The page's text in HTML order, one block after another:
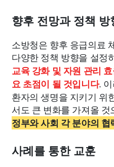
향후 전망과 정책 방
소방청은 향후 응급의료
다양한 정책 방향을 설정
교육 강화 및 자원 관리
요 초점이 될 것입니다.
환자의 생명을 지키기 위
서도 큰 변화를 가져올 것
정부와 사회 각 분야의
사례를 통한 교훈